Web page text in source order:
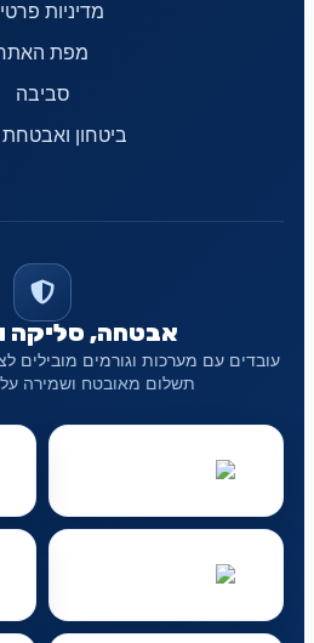
מדיניות
מפת
סביבה
ביטחון
אבטחה, סליקה
עובדים עם מערכות וגורמים מובילים
תשלום מאובטח ושמירה